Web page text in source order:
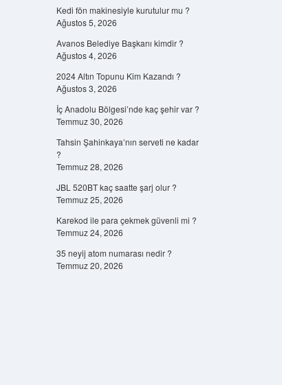
Kedi fön makinesiyle kurutulur mu ?
Ağustos 5, 2026
Avanos Belediye Başkanı kimdir ?
Ağustos 4, 2026
2024 Altın Topunu Kim Kazandı ?
Ağustos 3, 2026
İç Anadolu Bölgesi’nde kaç şehir var ?
Temmuz 30, 2026
Tahsin Şahinkaya’nın serveti ne kadar
?
Temmuz 28, 2026
JBL 520BT kaç saatte şarj olur ?
Temmuz 25, 2026
Karekod ile para çekmek güvenli mi ?
Temmuz 24, 2026
35 neyij atom numarası nedir ?
Temmuz 20, 2026